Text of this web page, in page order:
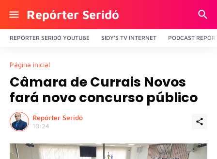
Repórter Seridó
REPÓRTER SERIDÓ YOUTUBE SIDY'S TV INTERNET PODCAST
Página inicial
Câmara de Currais Novos
fará novo concurso público
Repórter Seridó
10:24